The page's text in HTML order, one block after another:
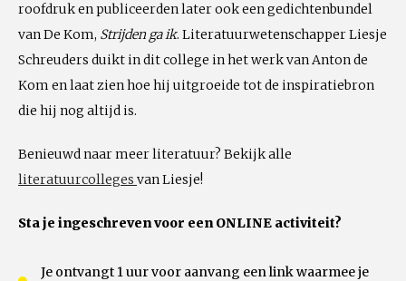
roofdruk en publiceerden later ook een gedichtenbundel
van De Kom, Strijden ga ik. Literatuurwetenschapper Liesje
Schreuders duikt in dit college in het werk van Anton de
Kom en laat zien hoe hij uitgroeide tot de inspiratiebron
die hij nog altijd is.
Benieuwd naar meer literatuur? Bekijk alle
literatuurcolleges van Liesje!
Sta je ingeschreven voor een ONLINE activiteit?
Je ontvangt 1 uur voor aanvang een link waarmee je